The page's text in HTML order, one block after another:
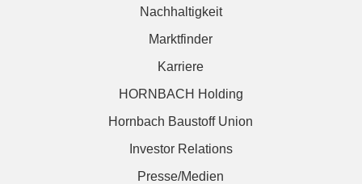
Nachhaltigkeit
Marktfinder
Karriere
HORNBACH Holding
Hornbach Baustoff Union
Investor Relations
Presse/Medien